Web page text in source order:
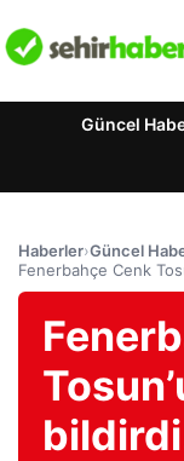
Güncel
Haberler›Güncel
Fenerbahçe Cenk